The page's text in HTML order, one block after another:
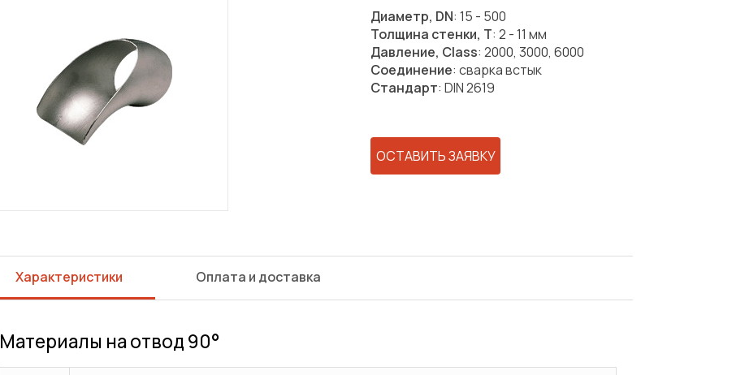
Диаметр, DN: 15 - 500
Толщина стенки, T: 2 - 11 мм
Давление, Class: 2000, 3000, 6000
Соединение: сварка встык
Стандарт: DIN 2619
ОСТАВИТЬ ЗАЯВКУ
Характеристики Оплата и доставка
Материалы на отвод 90°